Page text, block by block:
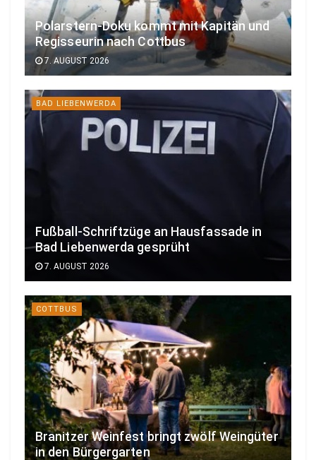
Polarstern-Doku kommt mit Kapitän und
Regisseurin nach Cottbus
7. AUGUST 2026
BAD LIEBENWERDA
Fußball-Schriftzüge an Hausfassade in
Bad Liebenwerda gesprüht
7. AUGUST 2026
COTTBUS
Branitzer Weinfest bringt zwölf Weingüter
in den Bürgergarten